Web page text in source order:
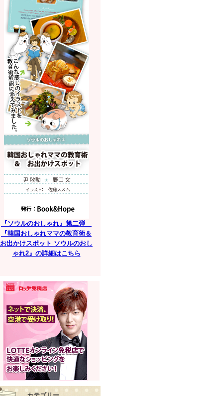
『ソウルのおしゃれ』第二弾
『韓国おしゃれママの教育術＆
お出かけスポット ソウルのおし
ゃれ2』の詳細はこちら